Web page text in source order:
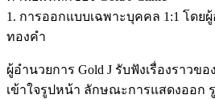
1. การออกแบบเฉพาะบุคคล 1:1 โดย
ทองคำ
ผู้อำนวยการ Gold J รับฟังเรื่องราวข
เข้าใจรูปหน้า ลักษณะการแสดงออก